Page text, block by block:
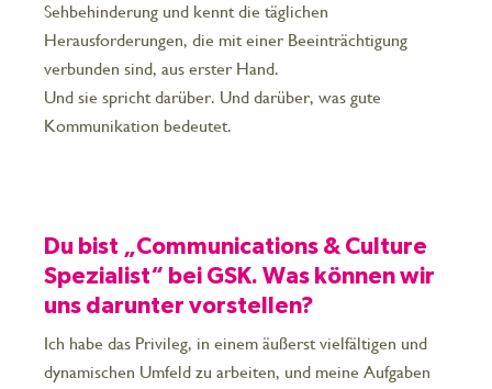
Sehbehinderung und kennt die täglichen
Herausforderungen, die mit einer Beeinträchtigung
verbunden sind, aus erster Hand.
Und sie spricht darüber. Und darüber, was gute
Kommunikation bedeutet.
Du bist „Communications & Culture
Spezialist“ bei GSK. Was können wir
uns darunter vorstellen?
Ich habe das Privileg, in einem äußerst vielfältigen und
dynamischen Umfeld zu arbeiten, und meine Aufgaben